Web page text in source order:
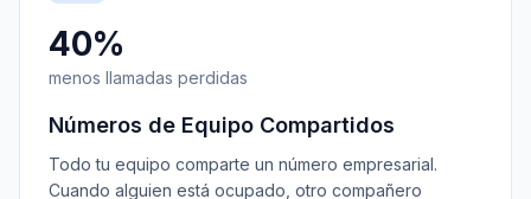
40%
menos llamadas perdidas
Números de Equipo Compartidos
Todo tu equipo comparte un número empresarial.
Cuando alguien está ocupado, otro compañero